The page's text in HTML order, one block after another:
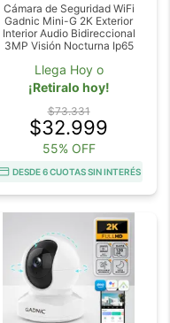
Cámara de Seguridad WiFi
Gadnic Mini-G 2K Exterior
Interior Audio Bidireccional
3MP Visión Nocturna Ip65
Llega Hoy o
¡Retiralo hoy!
$73.331
$32.999
55% OFF
DESDE 6 CUOTAS SIN INTERÉS